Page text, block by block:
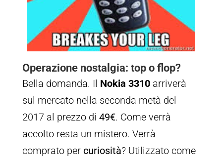
Operazione nostalgia: top o flop?
Bella domanda. Il Nokia 3310arriverà
sul mercato nella seconda metà del
2017 al prezzo di 49€. Come verrà
accolto resta un mistero. Verrà
comprato per curiosità? Utilizzato come